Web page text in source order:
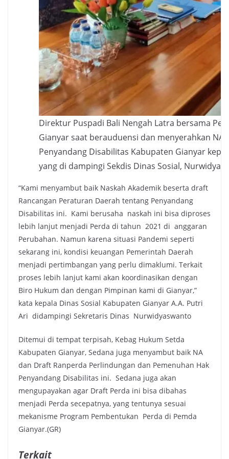
Direktur Puspadi Bali Nengah Latra bersama
Gianyar saat berauduensi dan menyerahkan
Penyandang Disabilitas Kabupaten Gianyar
yang di dampingi Sekdis Dinas Sosial,
“Kami menyambut baik Naskah Akademik beserta draft
Rancangan Peraturan Daerah tentang Penyandang
Disabilitas ini. Kami berusaha naskah ini bisa diproses
lebih lanjut menjadi Perda di tahun 2021 di anggaran
Perubahan. Namun karena situasi Pandemi seperti
sekarang ini, kondisi keuangan Pemerintah Daerah
menjadi pertimbangan yang perlu dimaklumi. Terkait
proses lebih lanjut kami akan koordinasikan dengan
Biro Hukum dan dengan Pimpinan kami di Gianyar,”
kata kepala Dinas Sosial Kabupaten Gianyar A.A. Putri
Ari didampingi Sekretaris Dinas Nurwidyaswanto
Ditemui di tempat terpisah, Kebag Hukum Setda
Kabupaten Gianyar, Sedana juga menyambut baik NA
dan Draft Ranperda Perlindungan dan Pemenuhan Hak
Penyandang Disabilitas ini. Sedana juga akan
mengupayakan agar Draft Perda ini bisa dibahas
menjadi Perda secepatnya, yang tentunya sesuai
mekanisme Program Pembentukan Perda di Pemda
Gianyar.(GR)
Terkait